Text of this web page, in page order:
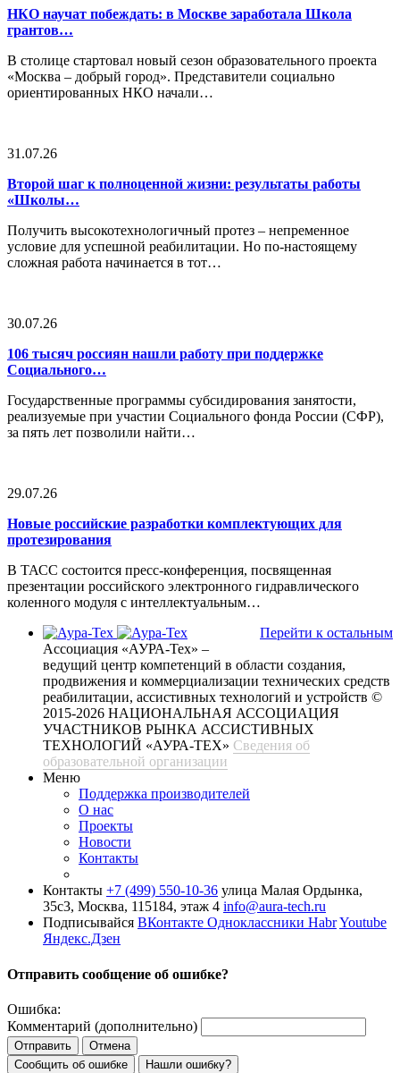
НКО научат побеждать: в Москве заработала Школа
грантов…
В столице стартовал новый сезон образовательного проекта
«Москва – добрый город». Представители социально
ориентированных НКО начали…
31.07.26
Второй шаг к полноценной жизни: результаты работы
«Школы…
Получить высокотехнологичный протез – непременное
условие для успешной реабилитации. Но по-настоящему
сложная работа начинается в тот…
30.07.26
106 тысяч россиян нашли работу при поддержке
Социального…
Государственные программы субсидирования занятости,
реализуемые при участии Социального фонда России (СФР),
за пять лет позволили найти…
29.07.26
Новые российские разработки комплектующих для
протезирования
В ТАСС состоится пресс-конференция, посвященная
презентации российского электронного гидравлического
коленного модуля с интеллектуальным…
Перейти к остальным
Ассоциация «АУРА-Тех» –
ведущий центр компетенций в области создания,
продвижения и коммерциализации технических средств
реабилитации, ассистивных технологий и устройств ©
2015-2026 НАЦИОНАЛЬНАЯ АССОЦИАЦИЯ
УЧАСТНИКОВ РЫНКА АССИСТИВНЫХ
ТЕХНОЛОГИЙ «АУРА-ТЕХ» Сведения об
образовательной организации
Меню
Поддержка производителей
О нас
Проекты
Новости
Контакты
Контакты +7 (499) 550-10-36 улица Малая Ордынка,
35с3, Москва, 115184, этаж 4 info@aura-tech.ru
Подписывайся ВКонтакте Одноклассники HabrYoutube
Яндекс.Дзен
Отправить сообщение об ошибке?
Ошибка:
Комментарий (дополнительно)
Отправить
Отмена
Сообщить об ошибке
Нашли ошибку?